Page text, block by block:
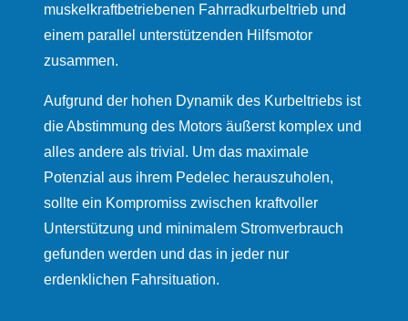
muskelkraftbetriebenen Fahrradkurbeltrieb und
einem parallel unterstützenden Hilfsmotor
zusammen.
Aufgrund der hohen Dynamik des Kurbeltriebs ist
die Abstimmung des Motors äußerst komplex und
alles andere als trivial. Um das maximale
Potenzial aus ihrem Pedelec herauszuholen,
sollte ein Kompromiss zwischen kraftvoller
Unterstützung und minimalem Stromverbrauch
gefunden werden und das in jeder nur
erdenklichen Fahrsituation.